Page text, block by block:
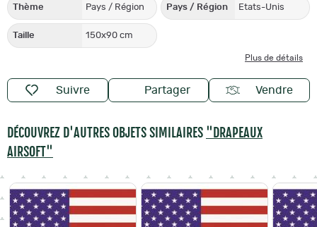
Thème Pays / Région Pays / Région Etats-Unis
Taille 150x90 cm
Plus de détails
Suivre Partager Vendre
DÉCOUVREZ D'AUTRES OBJETS SIMILAIRES "DRAPEAUX
AIRSOFT"